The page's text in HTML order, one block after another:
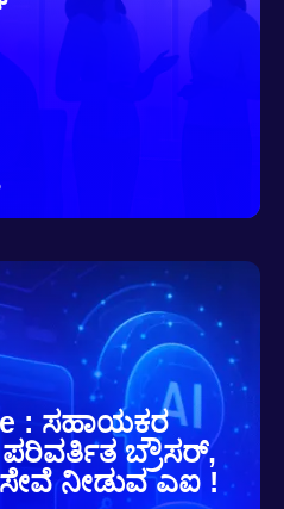
: ಸಹಾಯಕರ
ಬ್ರೌಸರ್,
ನೀಡುವ ಎಐ !